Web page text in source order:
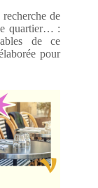
de
quartier… :
de ce
pour